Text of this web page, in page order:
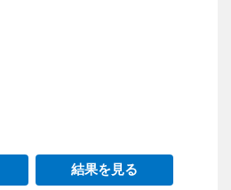
結果を見る